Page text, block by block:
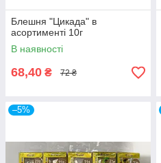
Блешня "Цикада" в
асортименті 10г
В наявності
68,40 ₴ 72 ₴
–5%